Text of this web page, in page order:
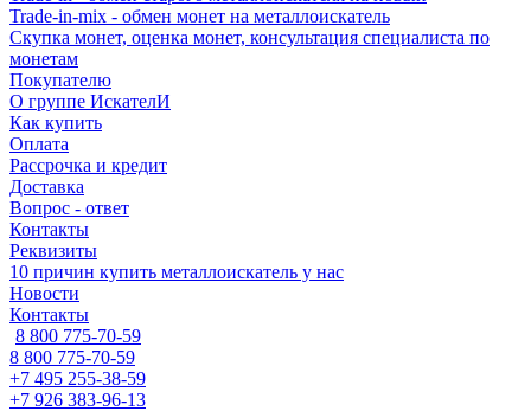
Trade-in-mix - обмен монет на металлоискатель
Скупка монет, оценка монет, консультация специалиста по
монетам
Покупателю
О группе ИскателИ
Как купить
Оплата
Рассрочка и кредит
Доставка
Вопрос - ответ
Контакты
Реквизиты
10 причин купить металлоискатель у нас
Новости
Контакты
8 800 775-70-59
8 800 775-70-59
+7 495 255-38-59
+7 926 383-96-13